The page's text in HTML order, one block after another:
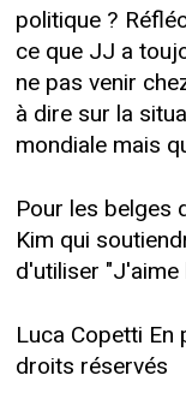
politique ?
ce que JJ a
ne pas venir
à dire sur la
mondiale mais
Pour les belges
Kim qui
d'utiliser "J'aime
Luca Copetti
droits réservés